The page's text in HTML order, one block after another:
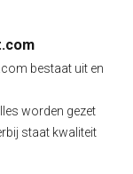
bestaat uit en
worden gezet
staat kwaliteit